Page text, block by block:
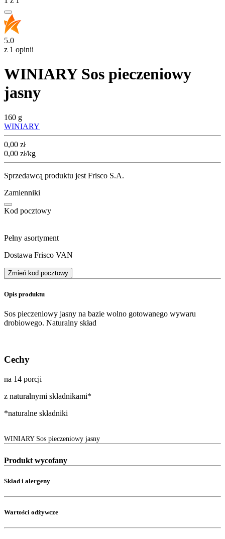
5.0
z 1 opinii
WINIARY Sos pieczeniowy
jasny
160 g
WINIARY
Cena
0,00 zł
0,00 zł/kg
Sprzedawcą produktu jest Frisco S.A.
Zamienniki
Kod pocztowy
Pełny asortyment
Dostawa Frisco VAN
Zmień kod pocztowy
Opis produktu
Sos pieczeniowy jasny na bazie wolno gotowanego wywaru
drobiowego. Naturalny skład
Cechy
na 14 porcji
z naturalnymi składnikami*
*naturalne składniki
WINIARY Sos pieczeniowy jasny
Produkt wycofany
Skład i alergeny
Wartości odżywcze